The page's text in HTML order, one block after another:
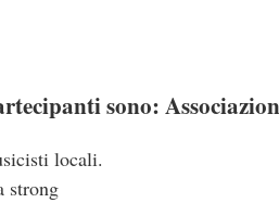
sono:
locali.
strong